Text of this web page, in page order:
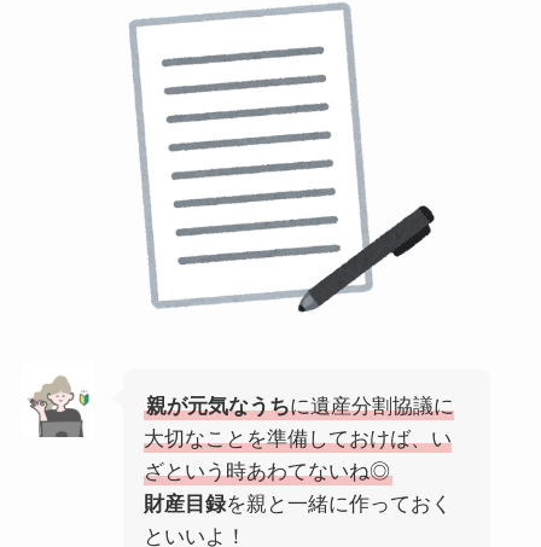
親が元気なうちに遺産分割協議に
大切なことを準備しておけば、い
ざという時あわてないね◎
財産目録を親と一緒に作っておく
といいよ！